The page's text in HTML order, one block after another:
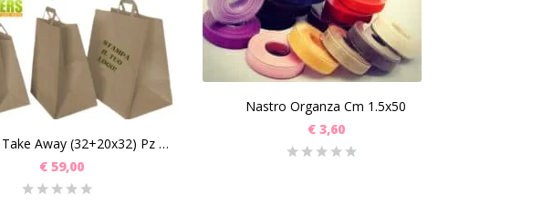
SCEGLI
Shopper Take Away (32+20x32) Pz 200
€59,00
SCEGLI
Nastro Organza Cm 1.5x50
€3,60